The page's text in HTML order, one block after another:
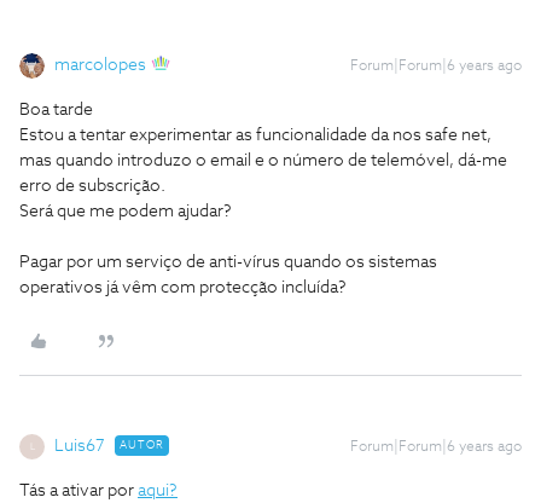
marcolopes Forum|Forum|6 years ago
Boa tarde
Estou a tentar experimentar as funcionalidade da nos safe net,
mas quando introduzo o email e o número de telemóvel, dá-me
erro de subscrição.
Será que me podem ajudar?
Pagar por um serviço de anti-vírus quando os sistemas
operativos já vêm com protecção incluída?
Luis67 AUTOR Forum|Forum|6 years ago
Tás a ativar por aqui?